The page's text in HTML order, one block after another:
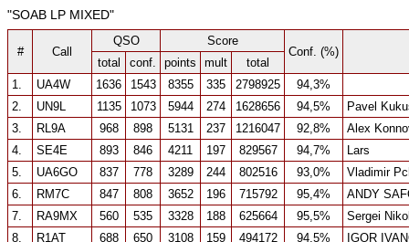
"SOAB LP MIXED"
# Call
QSO
Score
Conf. (%)
total
conf. points mult
total
1.
UA4W 1636 1543 8355 335 2798925
94,3%
2.
UN9L 1135 1073 5944 274 1628656 94,5%
Pavel
3.
RL9A 968 898 5131 237 1216047 92,8%
Alex
4.
SE4E 893 846 4211 197 829567 94,7%
Lars
5.
UA6GO 837 778 3289 244 802516 93,0%
Vladimir
6.
RM7C 847 808 3652 196 715792 95,4%
ANDY
7.
RA9MX 560 535 3328 188 625664 95,5%
Sergei
8.
R1AT 688 650 3108 159 494172 94,5%
IGOR